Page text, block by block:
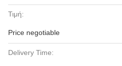
Τιμή:
Price negotiable
Delivery Time: